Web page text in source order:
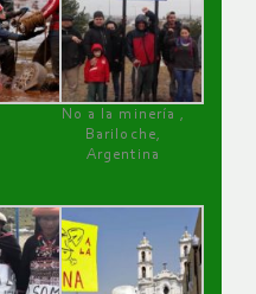
No a la minería ,
Bariloche,
Argentina